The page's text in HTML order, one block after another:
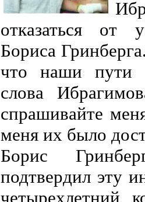
отказаться от
Бориса
что наши пути
слова
спрашивайте
меня их было
Борис
подтвердил эту
четырехлетний